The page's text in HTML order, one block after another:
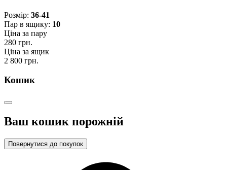
Розмiр: 36-41
Пар в ящику: 10
Ціна за пару
280 грн.
Ціна за ящик
2 800 грн.
Кошик
Ваш кошик порожній
Повернутися до покупок